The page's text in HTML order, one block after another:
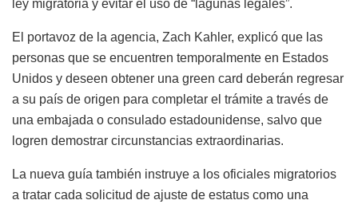
ley migratoria y evitar el uso de “lagunas legales”.
El portavoz de la agencia, Zach Kahler, explicó que las
personas que se encuentren temporalmente en Estados
Unidos y deseen obtener una green card deberán regresar
a su país de origen para completar el trámite a través de
una embajada o consulado estadounidense, salvo que
logren demostrar circunstancias extraordinarias.
La nueva guía también instruye a los oficiales migratorios
a tratar cada solicitud de ajuste de estatus como una